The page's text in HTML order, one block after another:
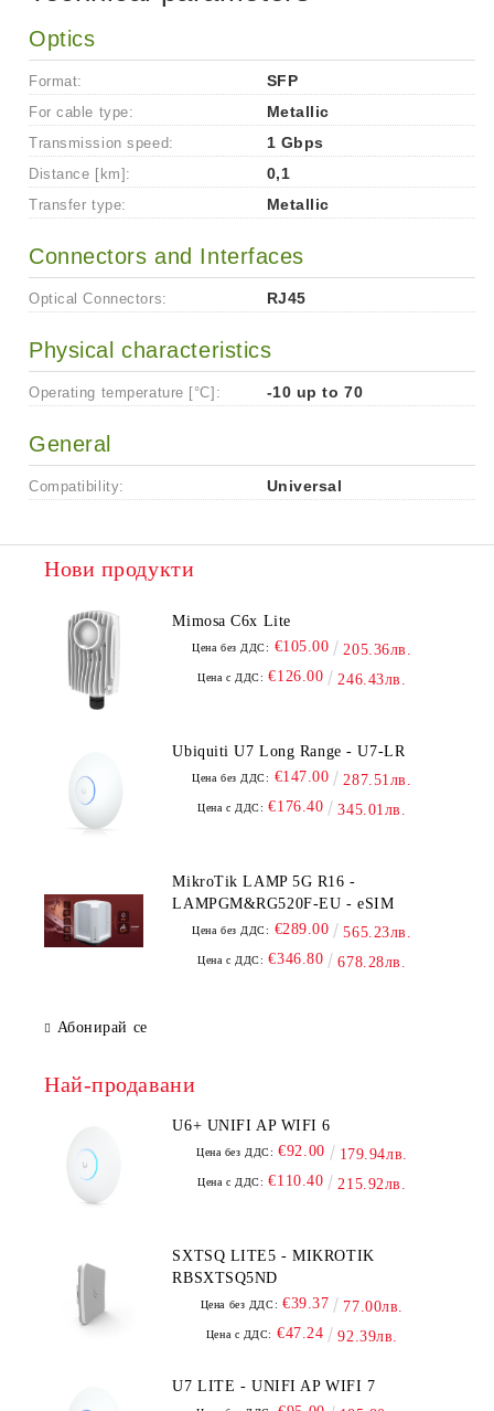
Optics
Format:
SFP
For cable type:
Metallic
Transmission speed:
1 Gbps
Distance [km]:
0,1
Transfer type:
Metallic
Connectors and Interfaces
Optical Connectors: RJ45
Physical characteristics
Operating temperature [°C]: -10 up to 70
General
Compatibility: Universal
Нови продукти
Mimosa C6x Lite
Цена без ДДС: €105.00 205.36лв.
Цена с ДДС: €126.00 246.43лв.
Ubiquiti U7 Long Range - U7-LR
Цена без ДДС: €147.00 287.51лв.
Цена с ДДС: €176.40 345.01лв.
MikroTik LAMP 5G R16 -
LAMPGM&RG520F-EU - eSIM
Цена без ДДС: €289.00 565.23лв.
Цена с ДДС: €346.80 678.28лв.
Абонирай се
Най-продавани
U6+ UNIFI AP WIFI 6
Цена без ДДС: €92.00 179.94лв.
Цена с ДДС: €110.40 215.92лв.
SXTSQ LITE5 - MIKROTIK
RBSXTSQ5ND
Цена без ДДС: €39.37 77.00лв.
Цена с ДДС: €47.24 92.39лв.
U7 LITE - UNIFI AP WIFI 7